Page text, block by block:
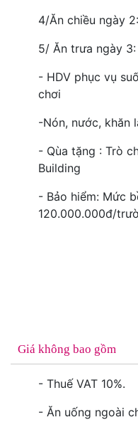
4/Ăn chiều ngày
5/ Ăn trưa ngày
- HDV phục vụ
chơi
-Nón, nước, khăn
- Qùa tặng : Trò
Building
- Bảo hiểm: Mức
120.000.000đ/
Giá không bao gồm
- Thuế VAT 10%.
- Ăn uống ngoài